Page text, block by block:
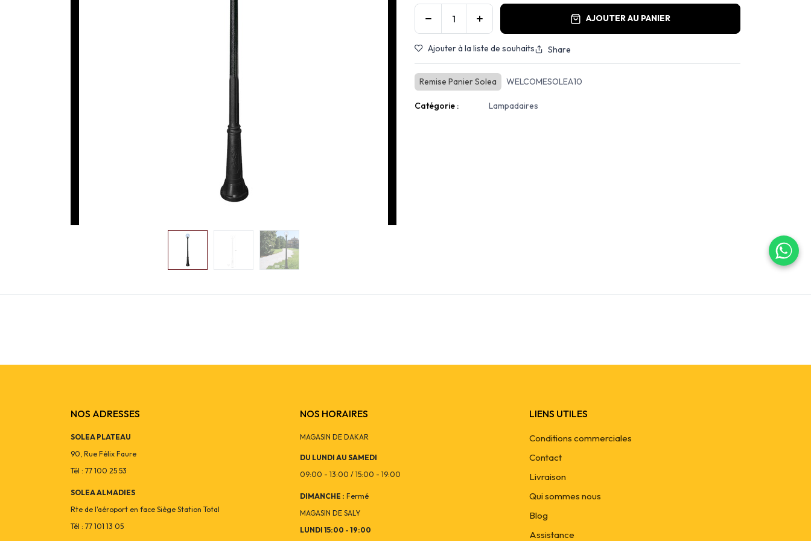
AJOUTER AU PANIER
Ajouter à la liste de souhaits Share
Remise Panier Solea WELCOMESOLEA10
Catégorie : Lampadaires
NOS ADRESSES
SOLEA PLATEAU
90, Rue Félix Faure
Tél : 77 100 25 53
SOLEA ALMADIES
Rte de l'aéroport en face Siège Station Total
Tél : 77 101 13 05
NOS HORAIRES
MAGASIN DE DAKAR
DU LUNDI AU SAMEDI
09:00 - 13:00 / 15:00 - 19:00
DIMANCHE : Fermé
MAGASIN DE SALY
LUNDI 15:00 - 19:00
LIENS UTILES
Conditions commerciales
Contact
Livraison
Qui sommes nous
Blog
Assistance